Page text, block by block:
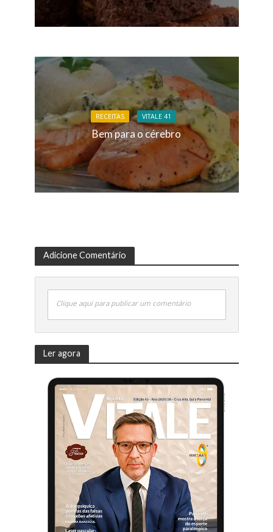
RECEITAS VITALE 41
Bem para o cérebro
Adicione Comentário
Clique aqui para publicar um comentário
Ler agora